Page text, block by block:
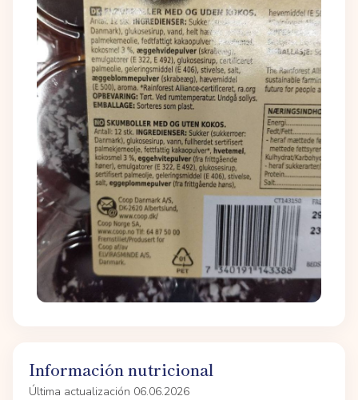
Información nutricional
Última actualización 06.06.2026